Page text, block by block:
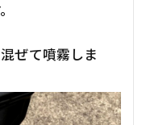
ぜて噴霧しま